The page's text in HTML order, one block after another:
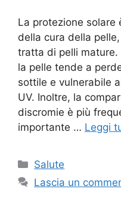
La protezione solare
della cura della
tratta di pelli mature.
la pelle tende a
sottile e vulnerabile
UV. Inoltre, la
discromie è più
importante … Leggi
Categorie
Salute
Lascia un